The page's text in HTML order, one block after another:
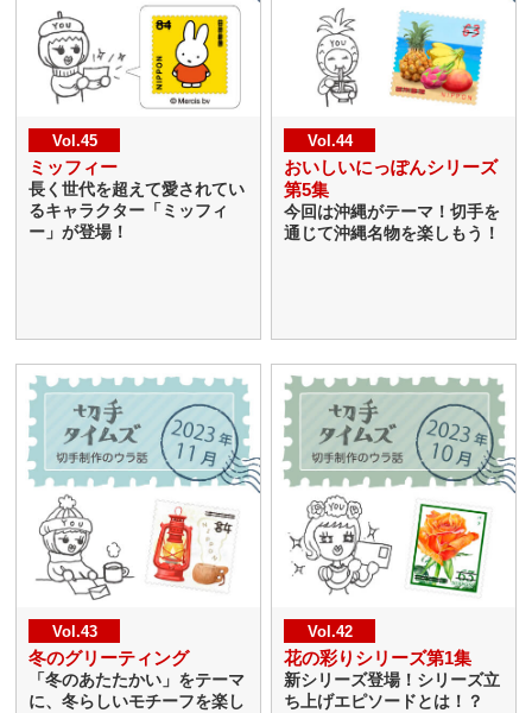
Vol.45
ミッフィー
長く世代を超えて愛されてい
るキャラクター「ミッフィ
ー」が登場！
Vol.44
おいしいにっぽんシリーズ
第5集
今回は沖縄がテーマ！切手を
通じて沖縄名物を楽しもう！
Vol.43
冬のグリーティング
「冬のあたたかい」をテーマ
に、冬らしいモチーフを楽し
Vol.42
花の彩りシリーズ第1集
新シリーズ登場！シリーズ立
ち上げエピソードとは！？